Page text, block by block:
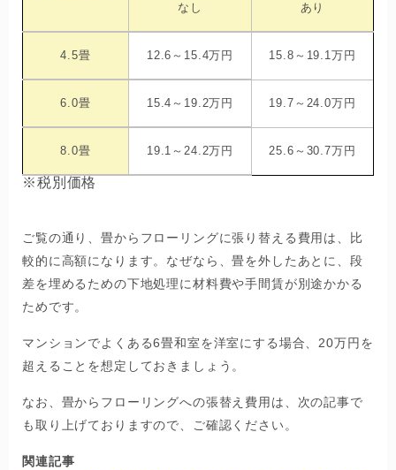
なし あり
4.5畳 12.6～15.4万円 15.8～19.1万円
6.0畳 15.4～19.2万円 19.7～24.0万円
8.0畳 19.1～24.2万円 25.6～30.7万円
※税別価格
ご覧の通り、畳からフローリングに張り替える費用は、比
較的に高額になります。なぜなら、畳を外したあとに、段
差を埋めるための下地処理に材料費や手間賃が別途かかる
ためです。
マンションでよくある6畳和室を洋室にする場合、20万円を
超えることを想定しておきましょう。
なお、畳からフローリングへの張替え費用は、次の記事で
も取り上げておりますので、ご確認ください。
関連記事